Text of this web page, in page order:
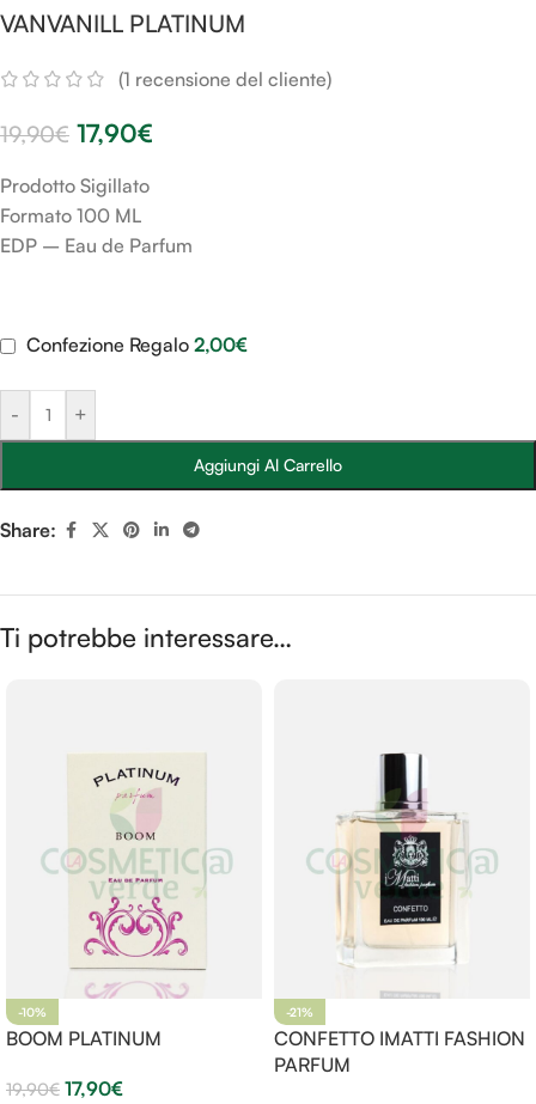
VANVANILL PLATINUM
(1 recensione del cliente)
19,90€ 17,90€
Prodotto Sigillato
Formato 100 ML
EDP – Eau de Parfum
- +
Aggiungi Al Carrello
Confezione Regalo 2,00€
Share:
Ti potrebbe interessare…
-10%
BOOM PLATINUM
19,90€ 17,90€
-21%
CONFETTO IMATTI FASHION
PARFUM